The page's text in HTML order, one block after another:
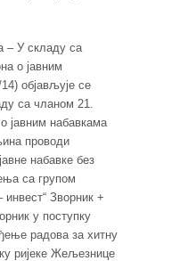
– У складу са
о јавним
објављује се
са чланом 21.
јавним набавкама
проводи
набавке без
са групом
инвест“ Зворник +
у поступку
радова за хитну
ријеке Жељезнице